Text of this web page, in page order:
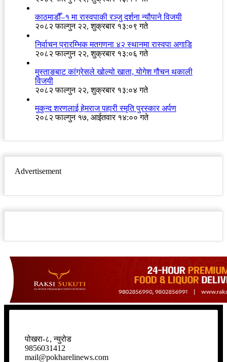
काठमाडौँ–१ मा रास्वपाकी रञ्जु दर्शना न्यौपाने विजयी
२०८२ फाल्गुन २२, शुक्रबार १३:०९ गते
निर्वाचन प्रारम्भिक मतगणना ४२ स्थानमा रास्वपा अगाडि
२०८२ फाल्गुन २२, शुक्रबार १३:०६ गते
मुस्ताङबाट कांग्रेसले खोल्यो खाता, योगेश गौचन थकाली
विजयी
२०८२ फाल्गुन २२, शुक्रबार १३:०४ गते
मुकुन्द शरणलाई हेमराज पहारी स्मृति पुरस्कार अर्पण
२०८२ फाल्गुन १७, आईतवार १४:०० गते
Advertisement
पोखरा-८, न्युरोड
9856031412
mail@pokharelinews.com